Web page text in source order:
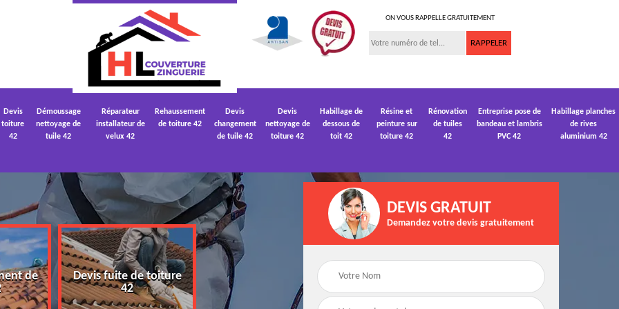
ON VOUS RAPPELLE GRATUITEMENT
Devis
toiture
42
Démoussage
nettoyage de
tuile 42
Réparateur
installateur de
velux 42
Rehaussement
de toiture 42
Devis
changement
de tuile 42
Devis
nettoyage de
toiture 42
Habillage de
dessous de
toit 42
Résine et
peinture sur
toiture 42
Rénovation
de tuiles
42
Entreprise pose de
bandeau et lambris
PVC 42
Habillage planches
de rives
aluminium 42
de
Devis fuite de toiture
42
Devis nettoyage de
toiture 42
Devis réparation de
toiture 42
DEVIS GRATUIT
Demandez votre devis gratuitement